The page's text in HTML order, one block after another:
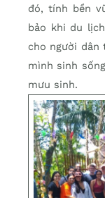
đó, tính bền
bảo khi du
cho người dân
mình sinh
mưu sinh.